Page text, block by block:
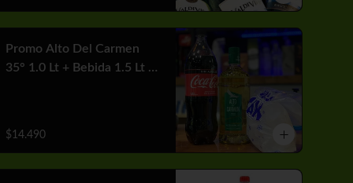
Promo Alto Del Carmen
35° 1.0 Lt + Bebida 1.5 Lt +
$14.490